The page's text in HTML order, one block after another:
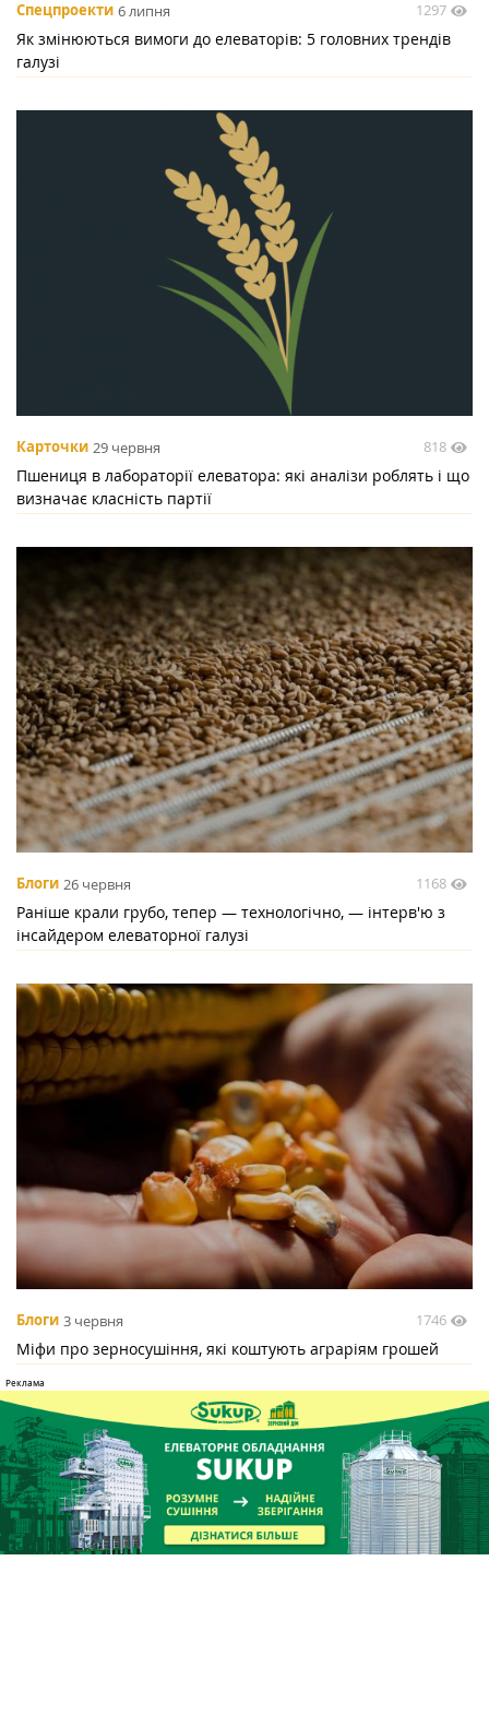
Спецпроекти 6 липня 1297
Як змінюються вимоги до елеваторів: 5 головних трендів
галузі
Карточки 29 червня 818
Пшениця в лабораторії елеватора: які аналізи роблять і що
визначає класність партії
Блоги 26 червня 1168
Раніше крали грубо, тепер — технологічно, — інтерв'ю з
інсайдером елеваторної галузі
Блоги 3 червня 1746
Міфи про зерносушіння, які коштують аграріям грошей